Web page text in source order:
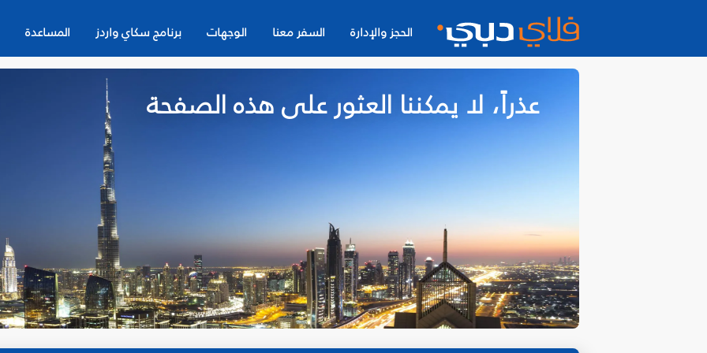
الحجز والإدارة السفر معنا الوجهات برنامج سكاي واردز المساعدة
عذراً، لا يمكننا العثور على هذه الصفحة